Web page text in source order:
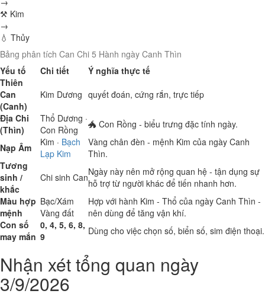
⚒ Kim
→
💧 Thủy
Bảng phân tích Can Chi 5 Hành ngày Canh Thìn
Yếu tố
Chi tiết
Ý nghĩa thực tế
Thiên
Can
(Canh)
Kim Dương quyết đoán, cứng rắn, trực tiếp
Địa Chi
(Thìn)
Thổ Dương ·
Con Rồng
🐲 Con Rồng - biểu trưng đặc tính ngày.
Nạp Âm
Kim · Bạch
Lạp Kim
Vàng chân đèn - mệnh Kim của ngày Canh
Thìn.
Tương
sinh /
khắc
Chi sinh CanNgày này nên mở rộng quan hệ - tận dụng sự
hỗ trợ từ người khác để tiến nhanh hơn.
Màu hợp
mệnh
Bạc/Xám
Vàng đất
Hợp với hành Kim - Thổ của ngày Canh Thìn -
nên dùng để tăng vận khí.
Con số
may mắn
0, 4, 5, 6, 8,
9
Dùng cho việc chọn số, biển số, sim điện thoại.
Nhận xét tổng quan ngày
3/9/2026